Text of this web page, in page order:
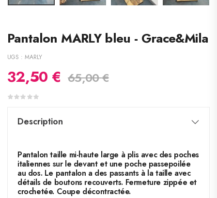
Pantalon MARLY bleu - Grace&Mila
UGS : MARLY
32,50 € 65,00€
Description
Pantalon taille mi-haute large à plis avec des poches
italiennes sur le devant et une poche passepoilée
au dos. Le pantalon a des passants à la taille avec
détails de boutons recouverts. Fermeture zippée et
crochetée. Coupe décontractée.